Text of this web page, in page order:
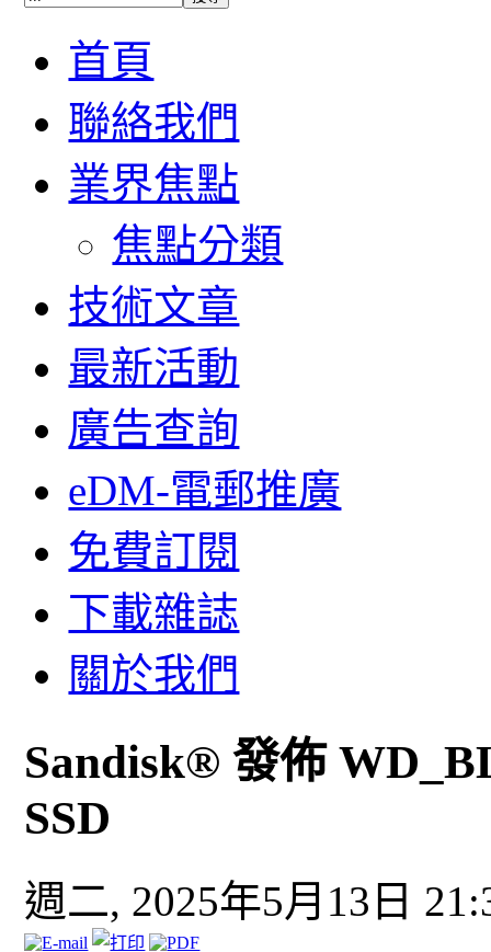
首頁
聯絡我們
業界焦點
焦點分類
技術文章
最新活動
廣告查詢
eDM-電郵推廣
免費訂閱
下載雜誌
關於我們
Sandisk® 發佈
SSD
週二, 2025年5月13日